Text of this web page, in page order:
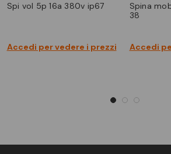
spi vol 5p 16a 380v ip67
Accedi per vedere i prezzi
spina mob.90 ip67 3pnt 16a
38
Accedi